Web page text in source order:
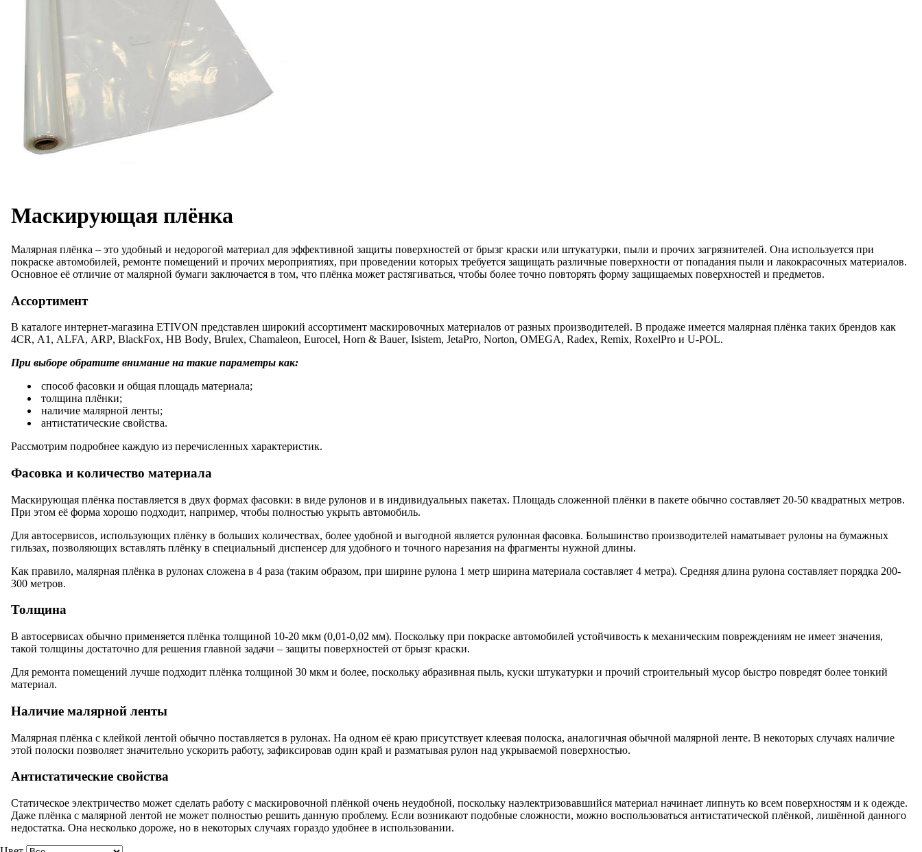
Маскирующая плёнка
Малярная плёнка – это удобный и недорогой материал для эффективной защиты поверхностей от брызг краски или штукатурки, пыли и прочих загрязнителей. Она используется при
покраске автомобилей, ремонте помещений и прочих мероприятиях, при проведении которых требуется защищать различные поверхности от попадания пыли и лакокрасочных материалов.
Основное её отличие от малярной бумаги заключается в том, что плёнка может растягиваться, чтобы более точно повторять форму защищаемых поверхностей и предметов.
Ассортимент
В каталоге интернет-магазина ETIVON представлен широкий ассортимент маскировочных материалов от разных производителей. В продаже имеется малярная плёнка таких брендов как
4CR, A1, ALFA, ARP, BlackFox, HB Body, Brulex, Chamaleon, Eurocel, Horn & Bauer, Isistem, JetaPro, Norton, OMEGA, Radex, Remix, RoxelPro и U-POL.
При выборе обратите внимание на такие параметры как:
способ фасовки и общая площадь материала;
толщина плёнки;
наличие малярной ленты;
антистатические свойства.
Рассмотрим подробнее каждую из перечисленных характеристик.
Фасовка и количество материала
Маскирующая плёнка поставляется в двух формах фасовки: в виде рулонов и в индивидуальных пакетах. Площадь сложенной плёнки в пакете обычно составляет 20-50 квадратных метров.
При этом её форма хорошо подходит, например, чтобы полностью укрыть автомобиль.
Для автосервисов, использующих плёнку в больших количествах, более удобной и выгодной является рулонная фасовка. Большинство производителей наматывает рулоны на бумажных
гильзах, позволяющих вставлять плёнку в специальный диспенсер для удобного и точного нарезания на фрагменты нужной длины.
Как правило, малярная плёнка в рулонах сложена в 4 раза (таким образом, при ширине рулона 1 метр ширина материала составляет 4 метра). Средняя длина рулона составляет порядка 200-
300 метров.
Толщина
В автосервисах обычно применяется плёнка толщиной 10-20 мкм (0,01-0,02 мм). Поскольку при покраске автомобилей устойчивость к механическим повреждениям не имеет значения,
такой толщины достаточно для решения главной задачи – защиты поверхностей от брызг краски.
Для ремонта помещений лучше подходит плёнка толщиной 30 мкм и более, поскольку абразивная пыль, куски штукатурки и прочий строительный мусор быстро повредят более тонкий
материал.
Наличие малярной ленты
Малярная плёнка с клейкой лентой обычно поставляется в рулонах. На одном её краю присутствует клеевая полоска, аналогичная обычной малярной ленте. В некоторых случаях наличие
этой полоски позволяет значительно ускорить работу, зафиксировав один край и разматывая рулон над укрываемой поверхностью.
Антистатические свойства
Статическое электричество может сделать работу с маскировочной плёнкой очень неудобной, поскольку наэлектризовавшийся материал начинает липнуть ко всем поверхностям и к одежде.
Даже плёнка с малярной лентой не может полностью решить данную проблему. Если возникают подобные сложности, можно воспользоваться антистатической плёнкой, лишённой данного
недостатка. Она несколько дороже, но в некоторых случаях гораздо удобнее в использовании.